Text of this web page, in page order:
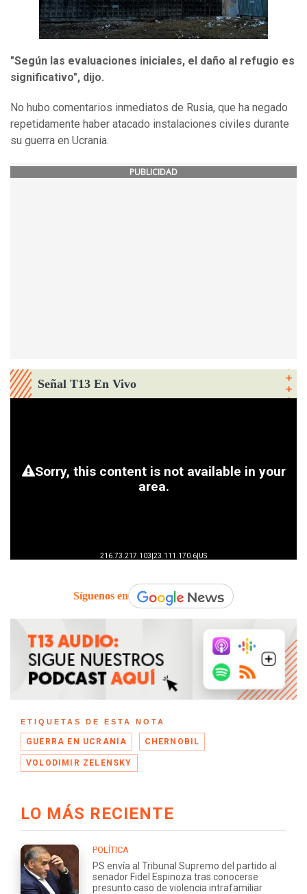
"Según las evaluaciones iniciales, el daño al refugio es
significativo", dijo.
No hubo comentarios inmediatos de Rusia, que ha negado
repetidamente haber atacado instalaciones civiles durante
su guerra en Ucrania.
PUBLICIDAD
Señal T13 En Vivo
Síguenos en
ETIQUETAS DE ESTA NOTA
GUERRA EN UCRANIA CHERNOBIL
VOLODIMIR ZELENSKY
LO MÁS RECIENTE
POLÍTICA
PS envía al Tribunal Supremo del partido al
senador Fidel Espinoza tras conocerse
presunto caso de violencia intrafamiliar